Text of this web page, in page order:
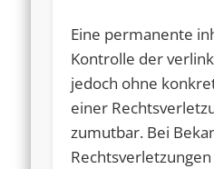
Eine permanente
Kontrolle der
jedoch ohne
einer
zumutbar. Bei